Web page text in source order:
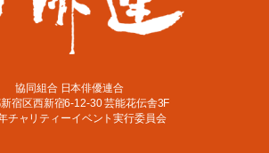
協同組合 日本俳優連合
宿区西新宿6-12-30 芸能花伝舎3F
チャリティーイベント実行委員会